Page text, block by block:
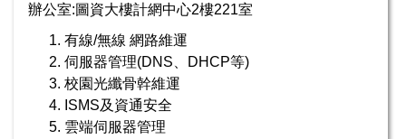
辦公室:圖資大樓計網中心2樓221室
有線/無線 網路維運
伺服器管理(DNS、DHCP等)
校園光纖骨幹維運
ISMS及資通安全
雲端伺服器管理